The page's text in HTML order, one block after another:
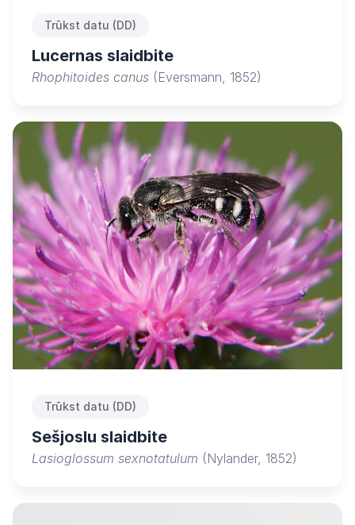
Trūkst datu (DD)
Lucernas slaidbite
Rhophitoides canus (Eversmann, 1852)
Trūkst datu (DD)
Sešjoslu slaidbite
Lasioglossum sexnotatulum (Nylander, 1852)